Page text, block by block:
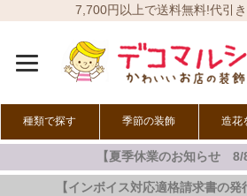
7,700円以上で送料無料!代引き
種類で探す 季節の装飾
春の装飾
夏の装飾
秋の装飾
冬の装飾
オールシーズン
造花
【夏季休業のお知らせ 8/
【インボイス対応適格請求書の発